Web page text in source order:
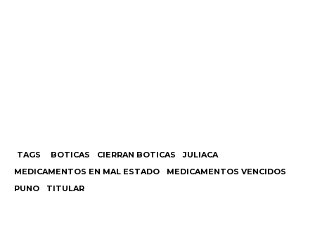
TAGS BOTICAS CIERRAN BOTICAS
JULIACA
MEDICAMENTOS EN MAL ESTADO
MEDICAMENTOS VENCIDOS
PUNO
TITULAR